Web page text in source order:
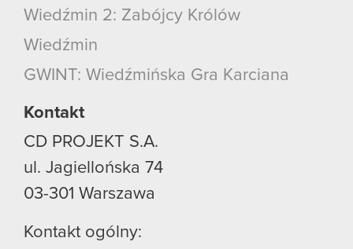
Wiedźmin 2: Zabójcy Królów
Wiedźmin
GWINT: Wiedźmińska Gra Karciana
Kontakt
CD PROJEKT S.A.
ul. Jagiellońska 74
03-301 Warszawa
Kontakt ogólny: